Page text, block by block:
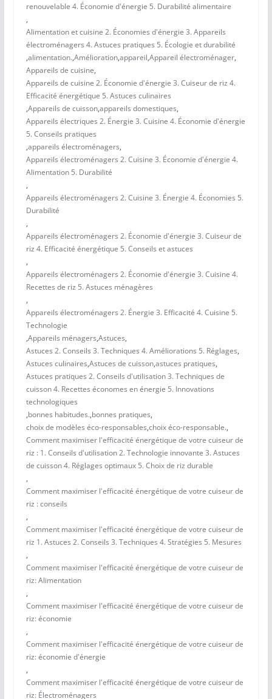
renouvelable 4. Économie d'énergie 5. Durabilité alimentaire
,
Alimentation et cuisine 2. Économies d'énergie 3. Appareils
électroménagers 4. Astuces pratiques 5. Écologie et durabilité
,alimentation.,Amélioration,appareil,Appareil électroménager,
Appareils de cuisine,
Appareils de cuisine 2. Économie d'énergie 3. Cuiseur de riz 4.
Efficacité énergétique 5. Astuces culinaires
,Appareils de cuisson,appareils domestiques,
Appareils électriques 2. Énergie 3. Cuisine 4. Économie d'énergie
5. Conseils pratiques
,appareils électroménagers,
Appareils électroménagers 2. Cuisine 3. Économie d'énergie 4.
Alimentation 5. Durabilité
,
Appareils électroménagers 2. Cuisine 3. Énergie 4. Économies 5.
Durabilité
,
Appareils électroménagers 2. Économie d'énergie 3. Cuiseur de
riz 4. Efficacité énergétique 5. Conseils et astuces
,
Appareils électroménagers 2. Économie d'énergie 3. Cuisine 4.
Recettes de riz 5. Astuces ménagères
,
Appareils électroménagers 2. Énergie 3. Efficacité 4. Cuisine 5.
Technologie
,Appareils ménagers,Astuces,
Astuces 2. Conseils 3. Techniques 4. Améliorations 5. Réglages,
Astuces culinaires,Astuces de cuisson,astuces pratiques,
Astuces pratiques 2. Conseils d'utilisation 3. Techniques de
cuisson 4. Recettes économes en énergie 5. Innovations
technologiques
,bonnes habitudes.,bonnes pratiques,
choix de modèles éco-responsables,choix éco-responsable.,
Comment maximiser l'efficacité énergétique de votre cuiseur de
riz : 1. Conseils d'utilisation 2. Technologie innovante 3. Astuces
de cuisson 4. Réglages optimaux 5. Choix de riz durable
,
Comment maximiser l'efficacité énergétique de votre cuiseur de
riz : conseils
,
Comment maximiser l'efficacité énergétique de votre cuiseur de
riz 1. Astuces 2. Conseils 3. Techniques 4. Stratégies 5. Mesures
,
Comment maximiser l'efficacité énergétique de votre cuiseur de
riz: Alimentation
,
Comment maximiser l'efficacité énergétique de votre cuiseur de
riz: économie
,
Comment maximiser l'efficacité énergétique de votre cuiseur de
riz: économie d'énergie
,
Comment maximiser l'efficacité énergétique de votre cuiseur de
riz: Électroménagers